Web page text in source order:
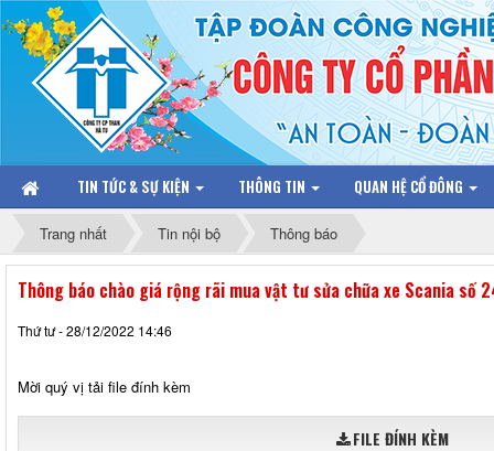
TIN TỨC & SỰ KIỆN THÔNG TIN QUAN HỆ CỔ ĐÔNG
Trang nhất Tin nội bộ Thông báo
Thông báo chào giá rộng rãi mua vật tư sửa chữa xe Scania số
Thứ tư - 28/12/2022 14:46
Mời quý vị tải file đính kèm
FILE ĐÍNH KÈM